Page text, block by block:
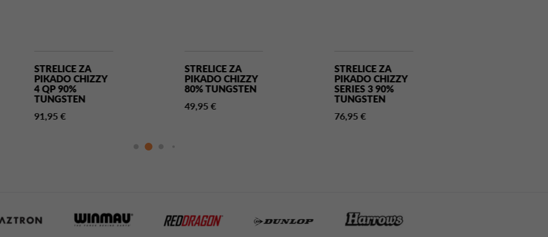
STRELICE ZA
PIKADO CHIZZY
4 QP 90%
TUNGSTEN
91,95 €
STRELICE ZA
PIKADO CHIZZY
80% TUNGSTEN
49,95 €
STRELICE ZA
PIKADO CHIZZY
SERIES 3 90%
TUNGSTEN
76,95 €